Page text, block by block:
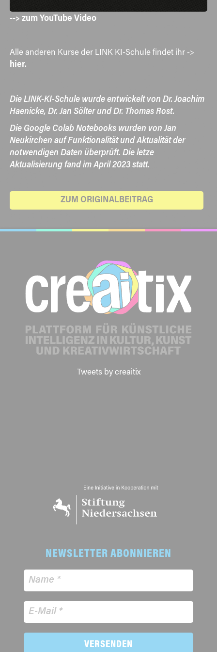
--> zum YouTube Video
Alle anderen Kurse der LINK KI-Schule findet ihr ->
hier.
Die LINK-KI-Schule wurde entwickelt von Dr. Joachim
Haenicke, Dr. Jan Sölter und Dr. Thomas Rost.
Die Google Colab Notebooks wurden von Jan
Neukirchen auf Funktionalität und Aktualität der
notwendigen Daten überprüft. Die letze
Aktualisierung fand im April 2023 statt.​
ZUM ORIGINALBEITRAG
Tweets by creaitix
NEWSLETTER ABONNIEREN
VERSENDEN